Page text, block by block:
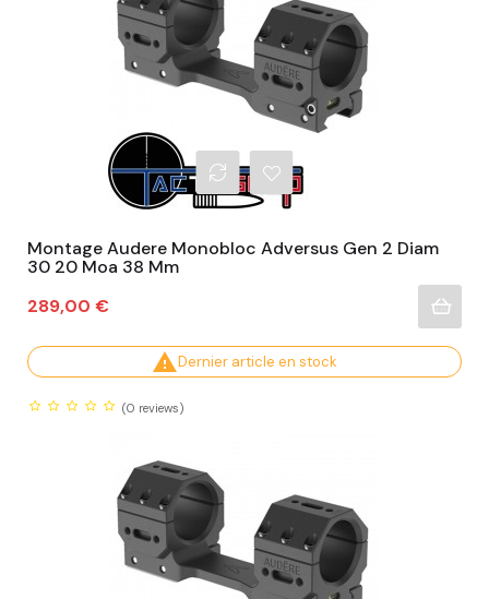
Montage Audere Monobloc Adversus Gen 2 Diam
30 20 Moa 38 Mm
Prix
289,00 €
Dernier article en stock
(0 reviews)